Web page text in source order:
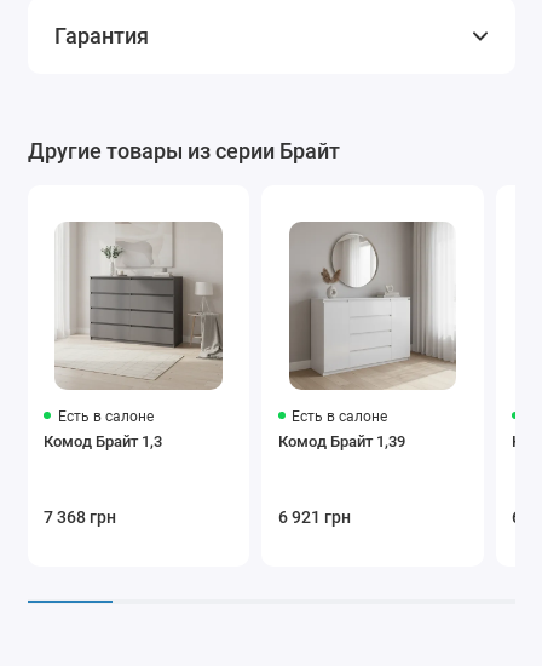
Гарантия
Другие товары из серии Брайт
Есть в салоне
Комод Брайт 1,3
7 368 грн
Есть в салоне
Комод Брайт 1,39
6 921 грн 6